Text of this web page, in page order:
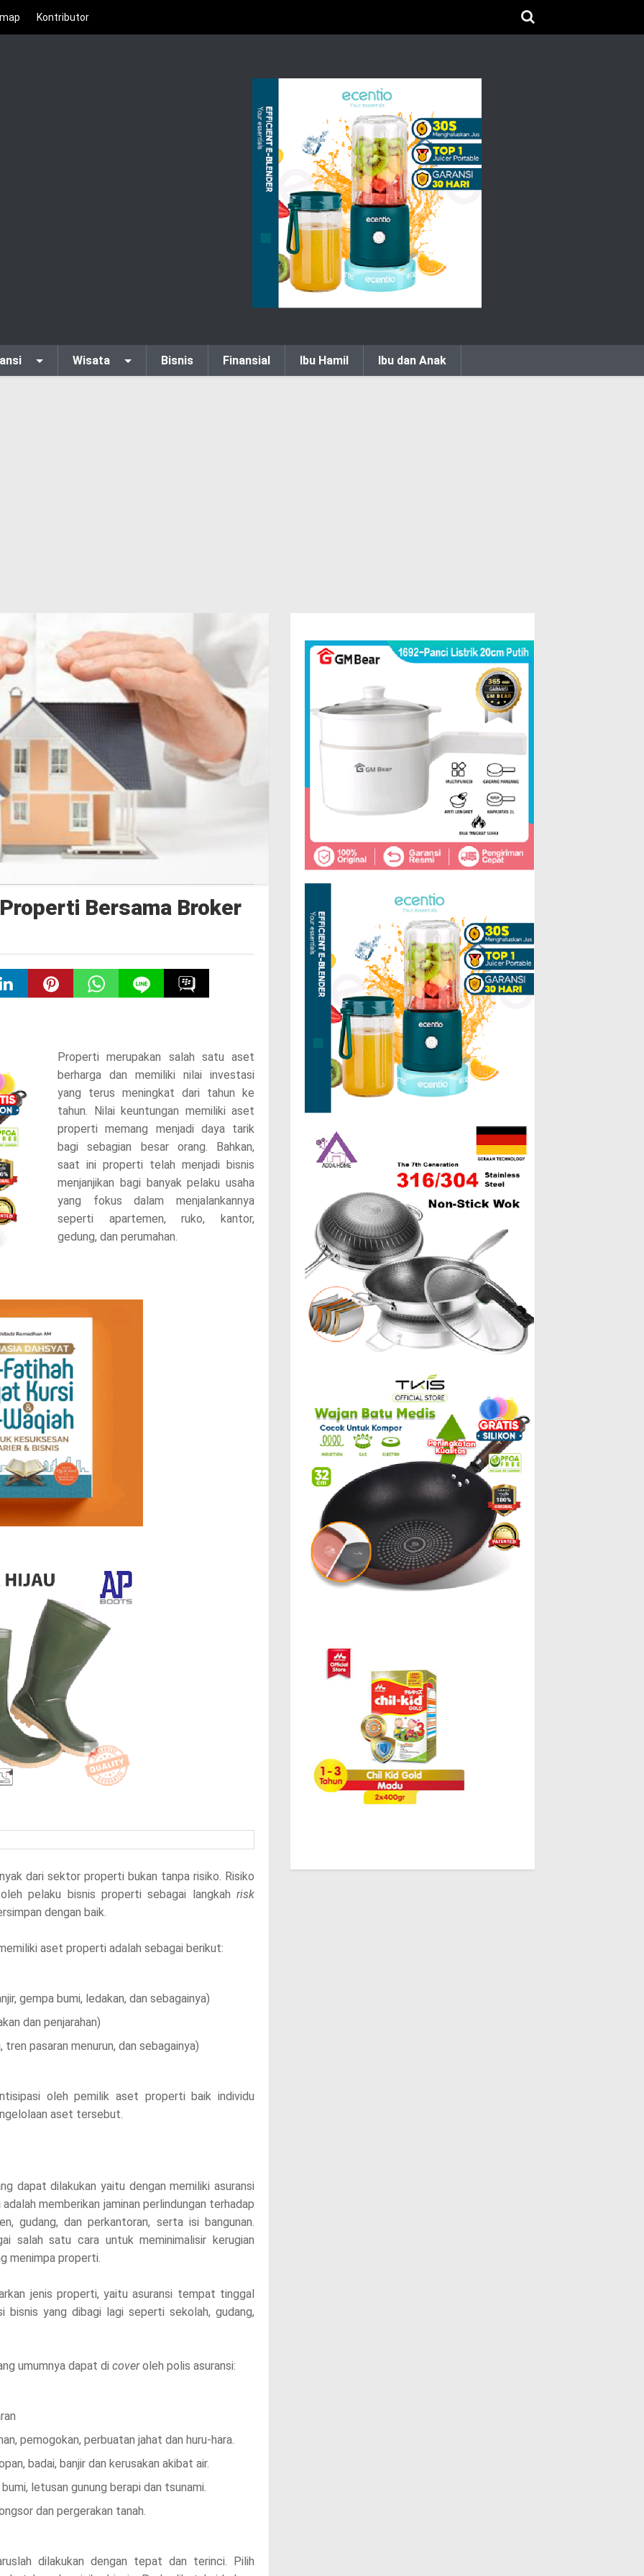
Kontributor
Wisata Bisnis Finansial Ibu Hamil Ibu dan Anak
Bersama Broker
Properti merupakan salah satu aset
berharga dan memiliki nilai investasi
yang terus meningkat dari tahun ke
tahun. Nilai keuntungan memiliki aset
properti memang menjadi daya tarik
bagi sebagian besar orang. Bahkan,
saat ini properti telah menjadi bisnis
menjanjikan bagi banyak pelaku usaha
yang fokus dalam menjalankannya
seperti apartemen, ruko, kantor,
gedung, dan perumahan.
dari sektor properti bukan tanpa risiko. Risiko
pelaku bisnis properti sebagai langkah risk
dengan baik.
aset properti adalah sebagai berikut:
gempa bumi, ledakan, dan sebagainya)
dan penjarahan)
pasaran menurun, dan sebagainya)
oleh pemilik aset properti baik individu
aset tersebut.
dapat dilakukan yaitu dengan memiliki asuransi
memberikan jaminan perlindungan terhadap
gudang, dan perkantoran, serta isi bangunan.
salah satu cara untuk meminimalisir kerugian
menimpa properti.
jenis properti, yaitu asuransi tempat tinggal
bisnis yang dibagi lagi seperti sekolah, gudang,
umumnya dapat di coveroleh polis asuransi:
pemogokan, perbuatan jahat dan huru-hara.
badai, banjir dan kerusakan akibat air.
letusan gunung berapi dan tsunami.
dan pergerakan tanah.
dilakukan dengan tepat dan terinci. Pilih